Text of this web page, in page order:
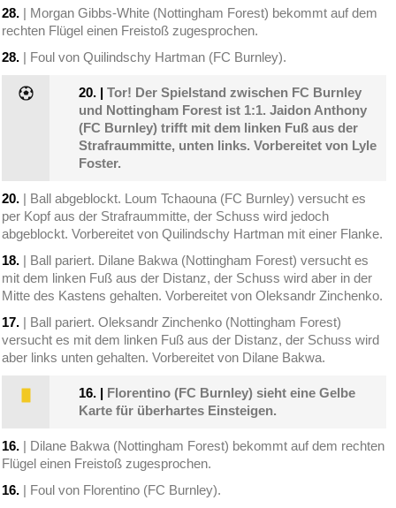
28. | Morgan Gibbs-White (Nottingham Forest) bekommt auf dem
rechten Flügel einen Freistoß zugesprochen.
28. | Foul von Quilindschy Hartman (FC Burnley).
20. |Tor! Der Spielstand zwischen FC Burnley
und Nottingham Forest ist 1:1. Jaidon Anthony
(FC Burnley) trifft mit dem linken Fuß aus der
Strafraummitte, unten links. Vorbereitet von Lyle
Foster.
20. | Ball abgeblockt. Loum Tchaouna (FC Burnley) versucht es
per Kopf aus der Strafraummitte, der Schuss wird jedoch
abgeblockt. Vorbereitet von Quilindschy Hartman mit einer Flanke.
18. | Ball pariert. Dilane Bakwa (Nottingham Forest) versucht es
mit dem linken Fuß aus der Distanz, der Schuss wird aber in der
Mitte des Kastens gehalten. Vorbereitet von Oleksandr Zinchenko.
17. | Ball pariert. Oleksandr Zinchenko (Nottingham Forest)
versucht es mit dem linken Fuß aus der Distanz, der Schuss wird
aber links unten gehalten. Vorbereitet von Dilane Bakwa.
16. | Florentino (FC Burnley) sieht eine Gelbe
Karte für überhartes Einsteigen.
16. | Dilane Bakwa (Nottingham Forest) bekommt auf dem rechten
Flügel einen Freistoß zugesprochen.
16. | Foul von Florentino (FC Burnley).